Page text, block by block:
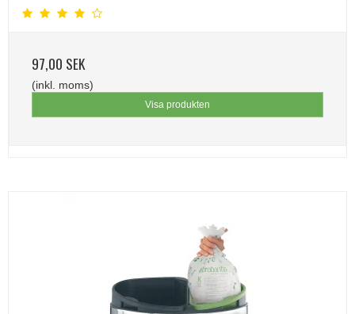
97,00 SEK
(inkl. moms)
Visa produkten